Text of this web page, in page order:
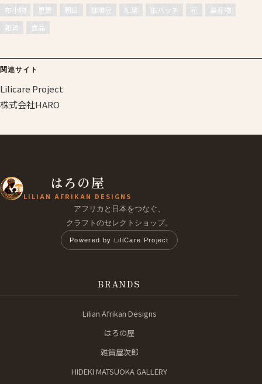
布小物
星景 朝日 珈琲豆 紅葉 缶バッチ 花
農産物
雑貨
食品
関連サイト
Lilicare Project
株式会社HARO
はろの屋
LILIAN AFRIKAN DESIGNS
アフリカと日本をつなぐ、
クラフトのセレクトショップ。
Powered by LiliCare Project
BRANDS
Lilian Afrikan Designs
はろの屋
雑貨屋次郎
HIDEKI MATSUOKA GALLERY